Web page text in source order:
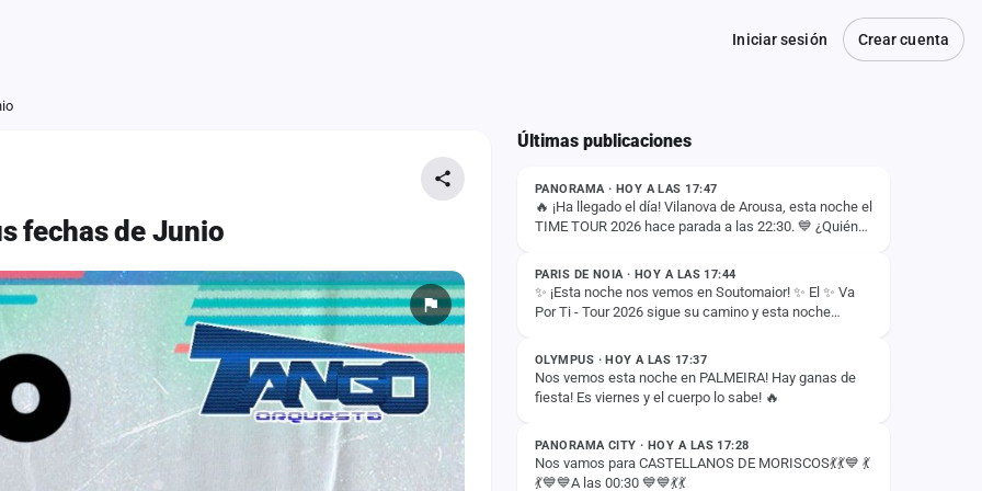
Iniciar sesión Crear cuenta
fechas de Junio
Últimas publicaciones
ESTADO
PANORAMA · HOY A LAS 17:47
🔥 ¡Ha llegado el día! Vilanova de Arousa, esta noche el
TIME TOUR 2026 hace parada a las 22:30. 💙 ¿Quién
ESTADO
PARIS DE NOIA · HOY A LAS 17:44
✨ ¡Esta noche nos vemos en Soutomaior! ✨ El ✨ Va
Por Ti - Tour 2026 sigue su camino y esta noche
ESTADO
OLYMPUS · HOY A LAS 17:37
Nos vemos esta noche en PALMEIRA! Hay ganas de
fiesta! Es viernes y el cuerpo lo sabe! 🔥
ESTADO
PANORAMA CITY · HOY A LAS 17:28
Nos vamos para CASTELLANOS DE MORISCOS💃💃💙 💃
💃💙💙A las 00:30 💙💙💃💃
ESTADO